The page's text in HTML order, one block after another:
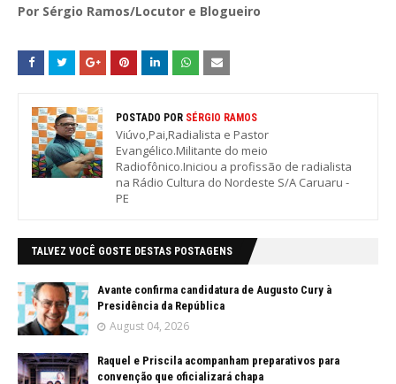
Por Sérgio Ramos/Locutor e Blogueiro
POSTADO POR SÉRGIO RAMOS
Viúvo,Pai,Radialista e Pastor
Evangélico.Militante do meio
Radiofônico.Iniciou a profissão de radialista
na Rádio Cultura do Nordeste S/A Caruaru -
PE
TALVEZ VOCÊ GOSTE DESTAS POSTAGENS
Avante confirma candidatura de Augusto Cury à
Presidência da República
August 04, 2026
Raquel e Priscila acompanham preparativos para
convenção que oficializará chapa